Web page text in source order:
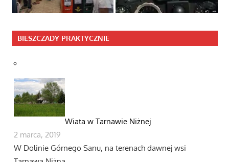
BIESZCZADY PRAKTYCZNIE
Wiata w Tarnawie Niżnej
2 marca, 2019
W Dolinie Górnego Sanu, na terenach dawnej wsi